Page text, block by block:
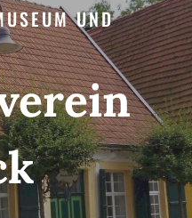
UND